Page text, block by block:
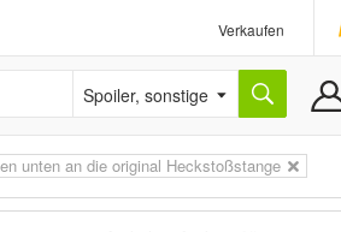
Verkaufen
Spoiler, sonstige
unten an die original Heckstoßstange